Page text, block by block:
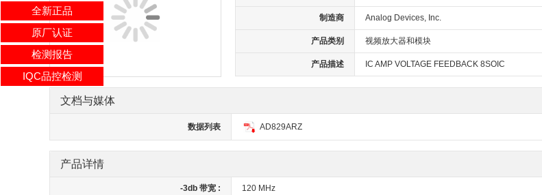
制造商 Analog Devices, Inc.
产品类别 视频放大器和模块
产品描述 IC AMP VOLTAGE FEEDBACK 8SOIC
文档与媒体
数据列表 AD829ARZ
产品详情
-3db 带宽 : 120 MHz
全新正品
原厂认证
检测报告
IQC品控检测